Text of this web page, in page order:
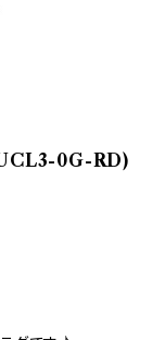
0G-RD)